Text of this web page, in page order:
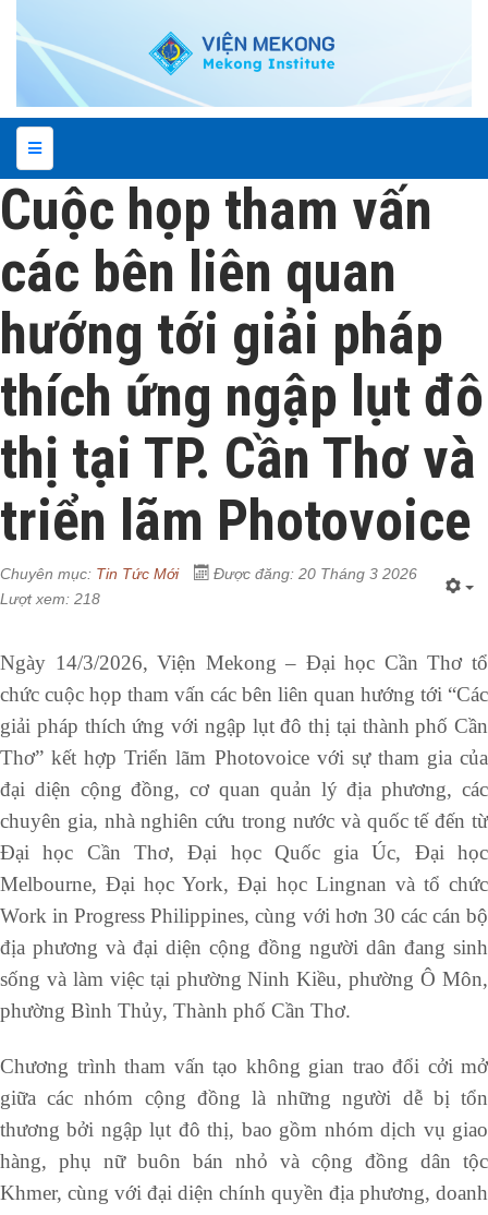
Cuộc họp tham vấn
các bên liên quan
hướng tới giải pháp
thích ứng ngập lụt đô
thị tại TP. Cần Thơ và
triển lãm Photovoice
Chuyên mục: Tin Tức Mới
Được đăng: 20 Tháng 3 2026
Lượt xem: 218
Ngày 14/3/2026, Viện Mekong – Đại học Cần Thơ tổ
chức cuộc họp tham vấn các bên liên quan hướng tới “Các
giải pháp thích ứng với ngập lụt đô thị tại thành phố Cần
Thơ” kết hợp Triển lãm Photovoice với sự tham gia của
đại diện cộng đồng, cơ quan quản lý địa phương, các
chuyên gia, nhà nghiên cứu trong nước và quốc tế đến từ
Đại học Cần Thơ, Đại học Quốc gia Úc, Đại học
Melbourne, Đại học York, Đại học Lingnan và tổ chức
Work in Progress Philippines, cùng với hơn 30 các cán bộ
địa phương và đại diện cộng đồng người dân đang sinh
sống và làm việc tại phường Ninh Kiều, phường Ô Môn,
phường Bình Thủy, Thành phố Cần Thơ.
Chương trình tham vấn tạo không gian trao đổi cởi mở
giữa các nhóm cộng đồng là những người dễ bị tổn
thương bởi ngập lụt đô thị, bao gồm nhóm dịch vụ giao
hàng, phụ nữ buôn bán nhỏ và cộng đồng dân tộc
Khmer, cùng với đại diện chính quyền địa phương, doanh